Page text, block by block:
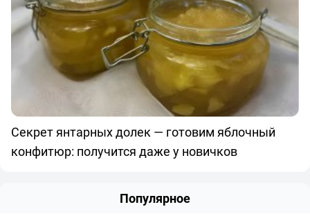
Секрет янтарных долек — готовим яблочный
конфитюр: получится даже у новичков
Популярное